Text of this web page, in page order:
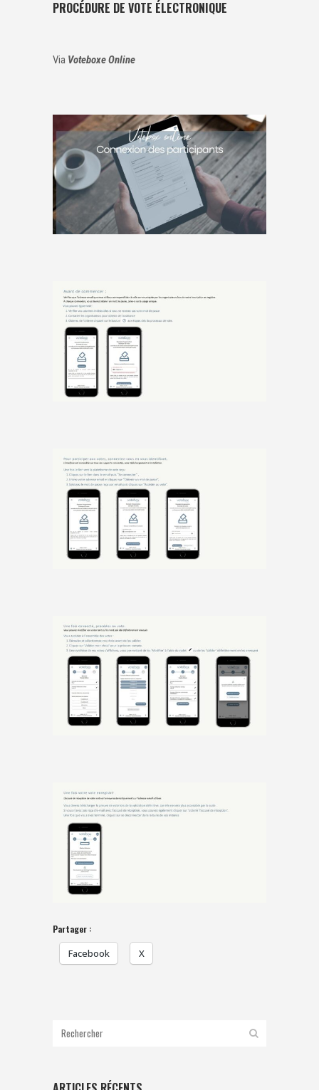
PROCÉDURE DE VOTE ÉLECTRONIQUE
Via Voteboxe Online
Partager :
Facebook X